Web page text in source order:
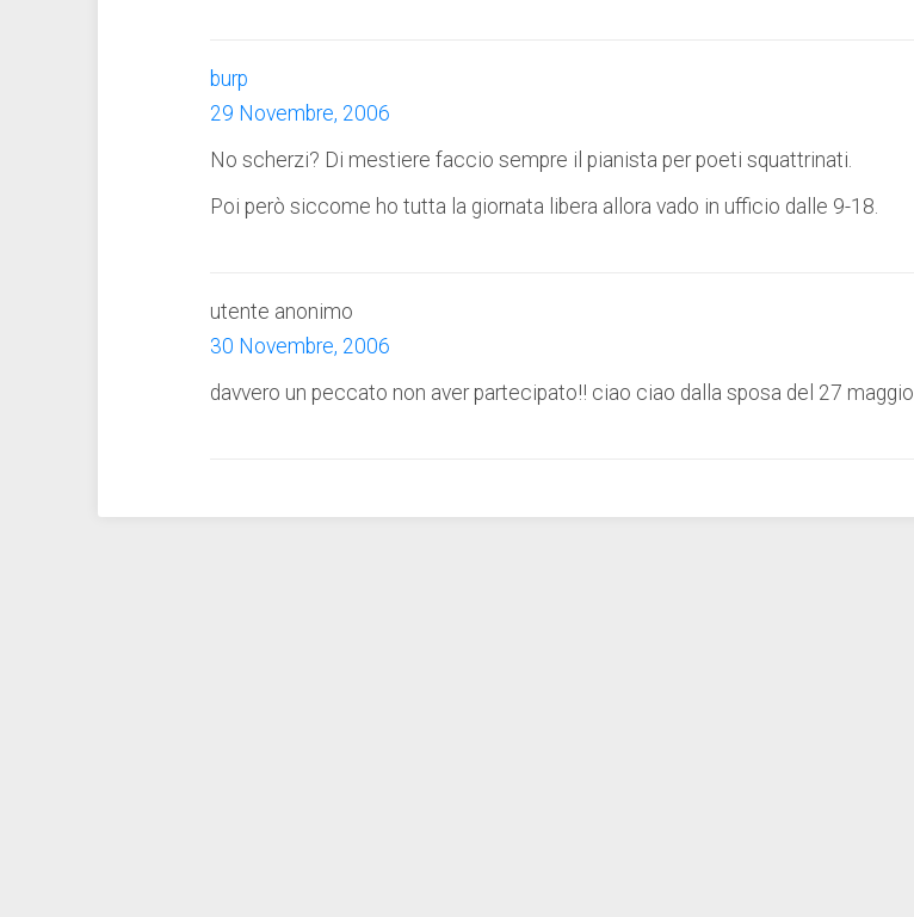
burp
29 Novembre, 2006
No scherzi? Di mestiere faccio sempre il pianista per poeti squattrinati.
Poi però siccome ho tutta la giornata libera allora vado in ufficio dalle 9-18.
utente anonimo
30 Novembre, 2006
davvero un peccato non aver partecipato!! ciao ciao dalla sposa del 27 maggio